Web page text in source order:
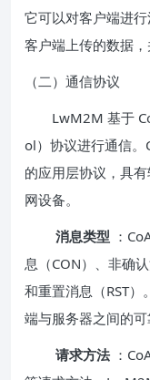
它可以对客户端进
客户端上传的数据，
（二）通信协议
LwM2M 基于
ol）协议进行通信。
的应用层协议，具
网设备。
消息类型 ：
息（CON）、非确
和重置消息（RST
端与服务器之间的可
请求方法 ：